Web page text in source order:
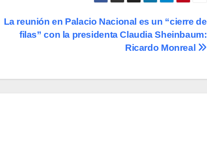
La reunión en Palacio Nacional es un “cierre de
filas” con la presidenta Claudia Sheinbaum:
Ricardo Monreal